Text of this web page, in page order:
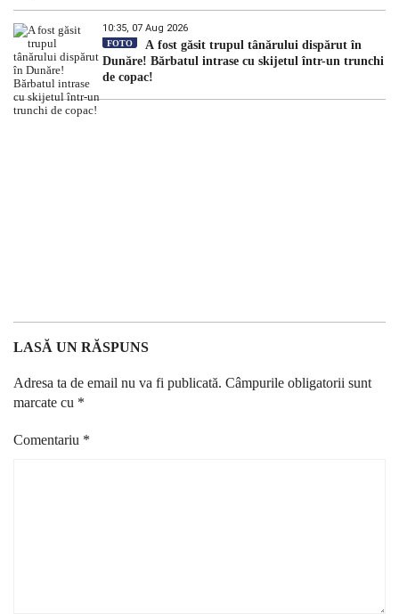
10:35, 07 Aug 2026
FOTO
A fost găsit trupul tânărului dispărut în
Dunăre! Bărbatul intrase cu skijetul într-un trunchi
de copac!
LASĂ UN RĂSPUNS
Adresa ta de email nu va fi publicată. Câmpurile obligatorii sunt
marcate cu *
Comentariu *